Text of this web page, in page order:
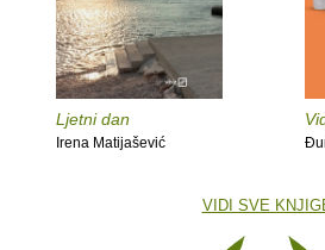
Ljetni dan
Irena Matijašević
VIDI SVE